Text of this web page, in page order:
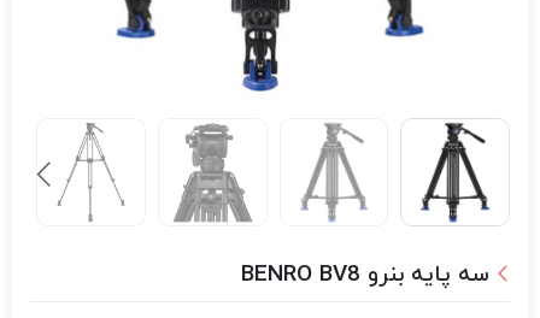
سه پایه بنرو BENRO BV8